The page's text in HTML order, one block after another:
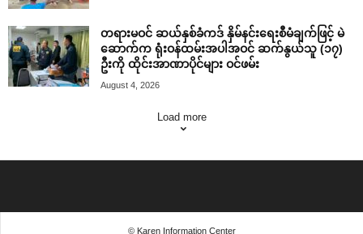
တရားမဝင် ဆယ်နှစ်ခံကဒ် နှိမ်နင်းရေးစီမံချက်ဖြင့် မဲ
ဆောက်က ရုံးဝန်ထမ်းအပါအဝင် ဆက်နွယ်သူ (၁၇)
ဦးကို ထိုင်းအာဏာပိုင်များ ဝင်ဖမ်း
August 4, 2026
Load more
© Karen Information Center